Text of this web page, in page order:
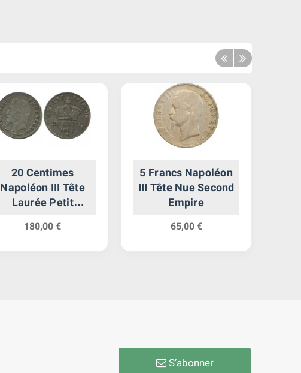
20 Centimes
Napoléon III Tête
Laurée Petit
Empire
180,00 €
5 Francs Napoléon
III Tête Nue Second
Empire
65,00 €
S’abonner